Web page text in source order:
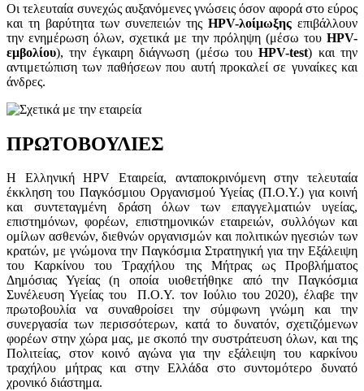
Οι τελευταία συνεχώς αυξανόμενες γνώσεις όσον αφορά στο εύρος
και τη βαρύτητα των συνεπειών της HPV-λοίμωξης επιβάλλουν
την ενημέρωση όλων, σχετικά με την πρόληψη (μέσω του HPV-
εμβολίου), την έγκαιρη διάγνωση (μέσω τουHPV-test) και την
αντιμετώπιση των παθήσεων που αυτή προκαλεί σε γυναίκες και
άνδρες.
ΠΡΩΤΟΒΟΥΛΙΕΣ
Η Ελληνική HPV Εταιρεία, ανταποκρινόμενη στην τελευταία
έκκληση του Παγκόσμιου Οργανισμού Υγείας (Π.Ο.Υ.) για κοινή
και συντεταγμένη δράση όλων των επαγγελματιών υγείας,
επιστημόνων, φορέων, επιστημονικών εταιρειών, συλλόγων και
ομίλων ασθενών, διεθνών οργανισμών και πολιτικών ηγεσιών των
κρατών, με γνώμονα την Παγκόσμια Στρατηγική για την Εξάλειψη
του Καρκίνου του Τραχήλου της Μήτρας ως Προβλήματος
Δημόσιας Υγείας (η οποία υιοθετήθηκε από την Παγκόσμια
Συνέλευση Υγείας του Π.Ο.Υ. τον Ιούλιο του 2020), έλαβε την
πρωτοβουλία να συναθροίσει την σύμφωνη γνώμη και την
συνεργασία των περισσότερων, κατά το δυνατόν, σχετιζόμενων
φορέων στην χώρα μας, με σκοπό την συστράτευση όλων, και της
Πολιτείας, στον κοινό αγώνα για την εξάλειψη του καρκίνου
τραχήλου μήτρας και στην Ελλάδα στο συντομότερο δυνατό
χρονικό διάστημα.